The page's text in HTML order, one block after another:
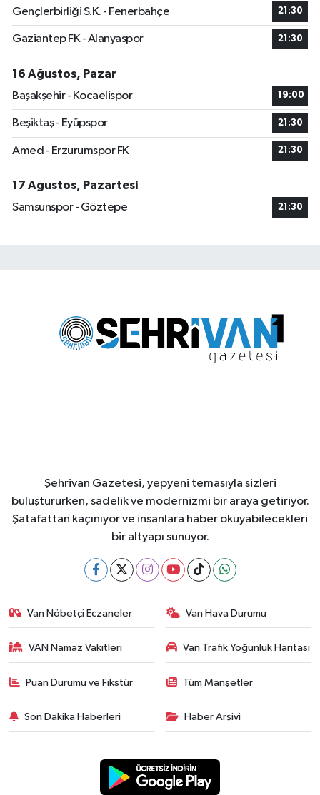
Gençlerbirliği S.K. - Fenerbahçe 21:30
Gaziantep FK - Alanyaspor 21:30
16 Ağustos, Pazar
Başakşehir - Kocaelispor
19:00
Beşiktaş - Eyüpspor 21:30
Amed - Erzurumspor FK 21:30
17 Ağustos, Pazartesi
Samsunspor - Göztepe
21:30
Şehrivan Gazetesi, yepyeni temasıyla sizleri
buluştururken, sadelik ve modernizmi bir araya getiriyor.
Şatafattan kaçınıyor ve insanlara haber okuyabilecekleri
bir altyapı sunuyor.
Van Nöbetçi Eczaneler Van Hava Durumu
VAN Namaz Vakitleri Van Trafik Yoğunluk Haritası
Puan Durumu ve Fikstür Tüm Manşetler
Son Dakika Haberleri Haber Arşivi